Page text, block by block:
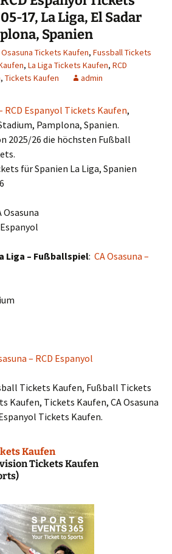
17, La Liga, El Sadar
Spanien
Osasuna Tickets Kaufen, Fussball Tickets
, La Liga Tickets Kaufen, RCD
, Tickets Kaufen admin
RCD Espanyol Tickets Kaufen,
Pamplona, Spanien.
2025/26 die höchsten Fußball
für Spanien La Liga, Spanien
Osasuna
Espanyol
Liga – Fußballspiel:CA Osasuna –
– RCD Espanyol
Tickets Kaufen, Fußball Tickets
Kaufen, Tickets Kaufen, CA Osasuna
Tickets Kaufen.
Kaufen
Tickets Kaufen